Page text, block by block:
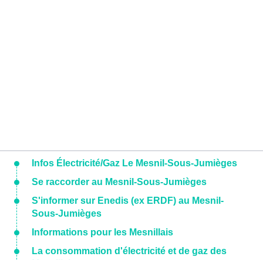
Infos Électricité/Gaz Le Mesnil-Sous-Jumièges
Se raccorder au Mesnil-Sous-Jumièges
S'informer sur Enedis (ex ERDF) au Mesnil-
Sous-Jumièges
Informations pour les Mesnillais
La consommation d'électricité et de gaz des